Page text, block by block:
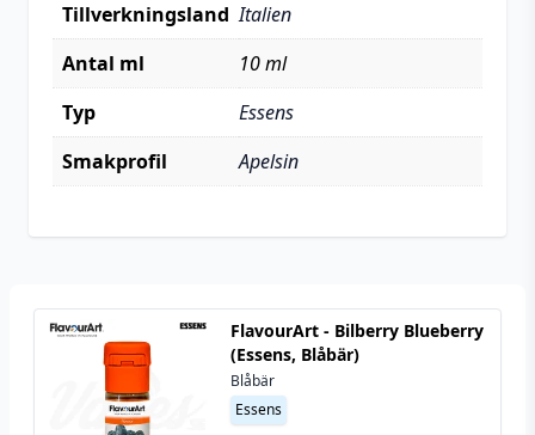
Tillverkningsland Italien
Antal ml
10 ml
Typ
Essens
Smakprofil
Apelsin
FlavourArt - Bilberry Blueberry
(Essens, Blåbär)
Blåbär
Essens